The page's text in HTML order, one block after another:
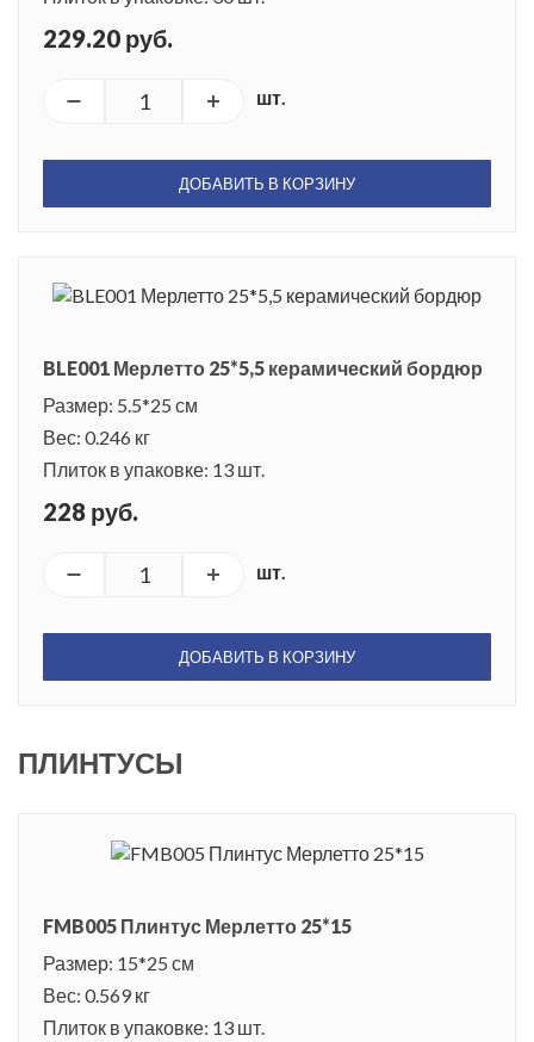
229.20 руб.
шт.
ДОБАВИТЬ В КОРЗИНУ
BLE001 Мерлетто 25*5,5 керамический бордюр
Размер: 5.5*25 см
Вес: 0.246 кг
Плиток в упаковке: 13 шт.
228 руб.
шт.
ДОБАВИТЬ В КОРЗИНУ
ПЛИНТУСЫ
FMB005 Плинтус Мерлетто 25*15
Размер: 15*25 см
Вес: 0.569 кг
Плиток в упаковке: 13 шт.